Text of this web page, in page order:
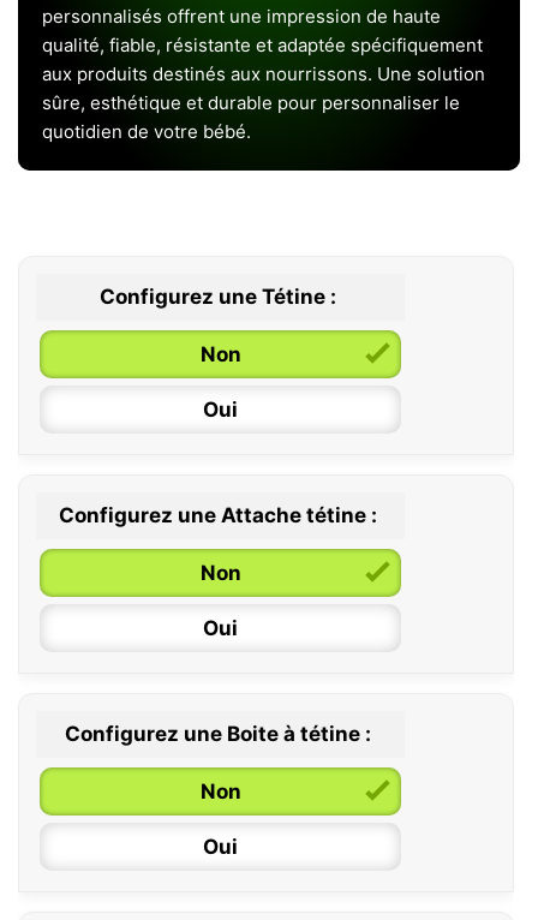
personnalisés offrent une impression de haute
qualité, fiable, résistante et adaptée spécifiquement
aux produits destinés aux nourrissons. Une solution
sûre, esthétique et durable pour personnaliser le
quotidien de votre bébé.
Configurez une Tétine :
Non
Oui
0 / 6 mois
6 / 36 mois
Configurez une Attache tétine :
Non
Oui
Configurez une Boite à tétine :
Non
Oui